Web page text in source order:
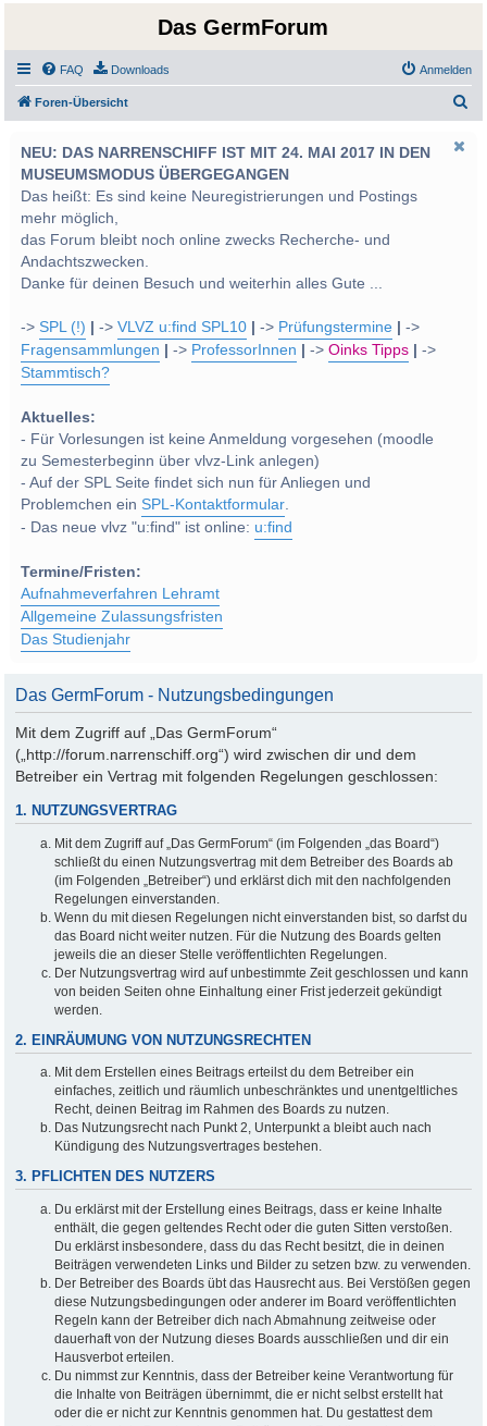
Das GermForum
FAQ Downloads Anmelden
Foren-Übersicht
NEU: DAS NARRENSCHIFF IST MIT 24. MAI 2017 IN DEN
MUSEUMSMODUS ÜBERGEGANGEN
Das heißt: Es sind keine Neuregistrierungen und Postings
mehr möglich,
das Forum bleibt noch online zwecks Recherche- und
Andachtszwecken.
Danke für deinen Besuch und weiterhin alles Gute ...
->SPL (!) ->VLVZ u:find SPL10 -> Prüfungstermine
->
Fragensammlungen
-> ProfessorInnen ->Oinks Tipps
->
Stammtisch?
Aktuelles:
- Für Vorlesungen ist keine Anmeldung vorgesehen (moodle
zu Semesterbeginn über vlvz-Link anlegen)
- Auf der SPL Seite findet sich nun für Anliegen und
Problemchen einSPL-Kontaktformular.
- Das neue vlvz "u:find" ist online: u:find
Termine/Fristen:
Aufnahmeverfahren Lehramt
Allgemeine Zulassungsfristen
Das Studienjahr
Das GermForum - Nutzungsbedingungen
Mit dem Zugriff auf „Das GermForum“
(„http://forum.narrenschiff.org“) wird zwischen dir und dem
Betreiber ein Vertrag mit folgenden Regelungen geschlossen:
1. NUTZUNGSVERTRAG
Mit dem Zugriff auf „Das GermForum“ (im Folgenden „das Board“)
schließt du einen Nutzungsvertrag mit dem Betreiber des Boards ab
(im Folgenden „Betreiber“) und erklärst dich mit den nachfolgenden
Regelungen einverstanden.
Wenn du mit diesen Regelungen nicht einverstanden bist, so darfst du
das Board nicht weiter nutzen. Für die Nutzung des Boards gelten
jeweils die an dieser Stelle veröffentlichten Regelungen.
Der Nutzungsvertrag wird auf unbestimmte Zeit geschlossen und kann
von beiden Seiten ohne Einhaltung einer Frist jederzeit gekündigt
werden.
2. EINRÄUMUNG VON NUTZUNGSRECHTEN
Mit dem Erstellen eines Beitrags erteilst du dem Betreiber ein
einfaches, zeitlich und räumlich unbeschränktes und unentgeltliches
Recht, deinen Beitrag im Rahmen des Boards zu nutzen.
Das Nutzungsrecht nach Punkt 2, Unterpunkt a bleibt auch nach
Kündigung des Nutzungsvertrages bestehen.
3. PFLICHTEN DES NUTZERS
Du erklärst mit der Erstellung eines Beitrags, dass er keine Inhalte
enthält, die gegen geltendes Recht oder die guten Sitten verstoßen.
Du erklärst insbesondere, dass du das Recht besitzt, die in deinen
Beiträgen verwendeten Links und Bilder zu setzen bzw. zu verwenden.
Der Betreiber des Boards übt das Hausrecht aus. Bei Verstößen gegen
diese Nutzungsbedingungen oder anderer im Board veröffentlichten
Regeln kann der Betreiber dich nach Abmahnung zeitweise oder
dauerhaft von der Nutzung dieses Boards ausschließen und dir ein
Hausverbot erteilen.
Du nimmst zur Kenntnis, dass der Betreiber keine Verantwortung für
die Inhalte von Beiträgen übernimmt, die er nicht selbst erstellt hat
oder die er nicht zur Kenntnis genommen hat. Du gestattest dem